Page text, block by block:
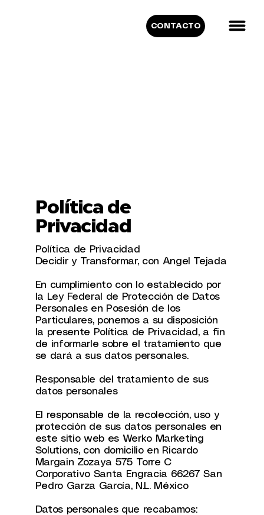
CONTACTO
Política de
Privacidad
Política de Privacidad
Decidir y Transformar, con Angel Tejada
En cumplimiento con lo establecido por
la Ley Federal de Protección de Datos
Personales en Posesión de los
Particulares, ponemos a su disposición
la presente Política de Privacidad, a fin
de informarle sobre el tratamiento que
se dará a sus datos personales.
Responsable del tratamiento de sus
datos personales
El responsable de la recolección, uso y
protección de sus datos personales en
este sitio web es Werko Marketing
Solutions, con domicilio en Ricardo
Margain Zozaya 575 Torre C
Corporativo Santa Engracia 66267 San
Pedro Garza García, N.L. México
Datos personales que recabamos: